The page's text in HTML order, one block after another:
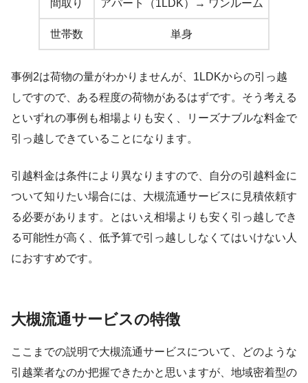
間取り アパート（1LDK）→ ワンルーム
世帯数 単身
事例2は荷物の量がわかりませんが、1LDKからの引っ越
しですので、ある程度の荷物があるはずです。そう考える
といずれの事例も相場よりも安く、リーズナブルな料金で
引っ越しできていることになります。
引越料金は条件により異なりますので、自分の引越料金に
ついて知りたい場合には、大槻流通サービスに見積依頼す
る必要があります。とはいえ相場よりも安く引っ越しでき
る可能性が高く、低予算で引っ越ししなくてはいけない人
におすすめです。
大槻流通サービスの特徴
ここまでの説明で大槻流通サービスについて、どのような
引越業者なのか把握できたかと思いますが、地域密着型の